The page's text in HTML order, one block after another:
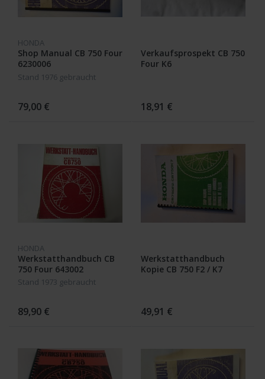
HONDA
Shop Manual CB 750 Four
6230006
Stand 1976 gebraucht
79,00 €
Verkaufsprospekt CB 750
Four K6
18,91 €
HONDA
Werkstatthandbuch CB
750 Four 643002
Stand 1973 gebraucht
89,90 €
Werkstatthandbuch
Kopie CB 750 F2 / K7
49,91 €